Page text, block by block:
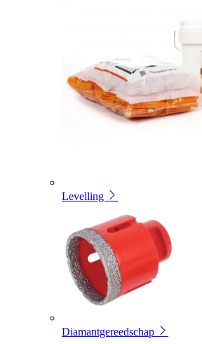
Levelling
Diamantgereedschap